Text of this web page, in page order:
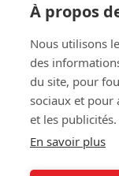
À propos
Nous utilisons
des
du site, pour
sociaux et pour
et les publicités.
En savoir plus

BF
73
38100
Rhône
 Tél:04
